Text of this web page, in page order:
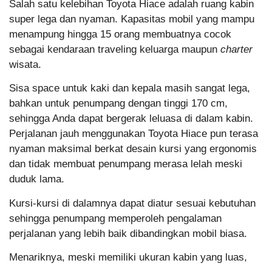
Salah satu kelebihan Toyota Hiace adalah ruang kabin
super lega dan nyaman. Kapasitas mobil yang mampu
menampung hingga 15 orang membuatnya cocok
sebagai kendaraan traveling keluarga maupun charter
wisata.
Sisa space untuk kaki dan kepala masih sangat lega,
bahkan untuk penumpang dengan tinggi 170 cm,
sehingga Anda dapat bergerak leluasa di dalam kabin.
Perjalanan jauh menggunakan Toyota Hiace pun terasa
nyaman maksimal berkat desain kursi yang ergonomis
dan tidak membuat penumpang merasa lelah meski
duduk lama.
Kursi-kursi di dalamnya dapat diatur sesuai kebutuhan
sehingga penumpang memperoleh pengalaman
perjalanan yang lebih baik dibandingkan mobil biasa.
Menariknya, meski memiliki ukuran kabin yang luas,